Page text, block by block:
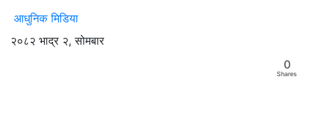
आधुनिक मिडिया
२०८२ भाद्र २, सोमबार
0
Shares